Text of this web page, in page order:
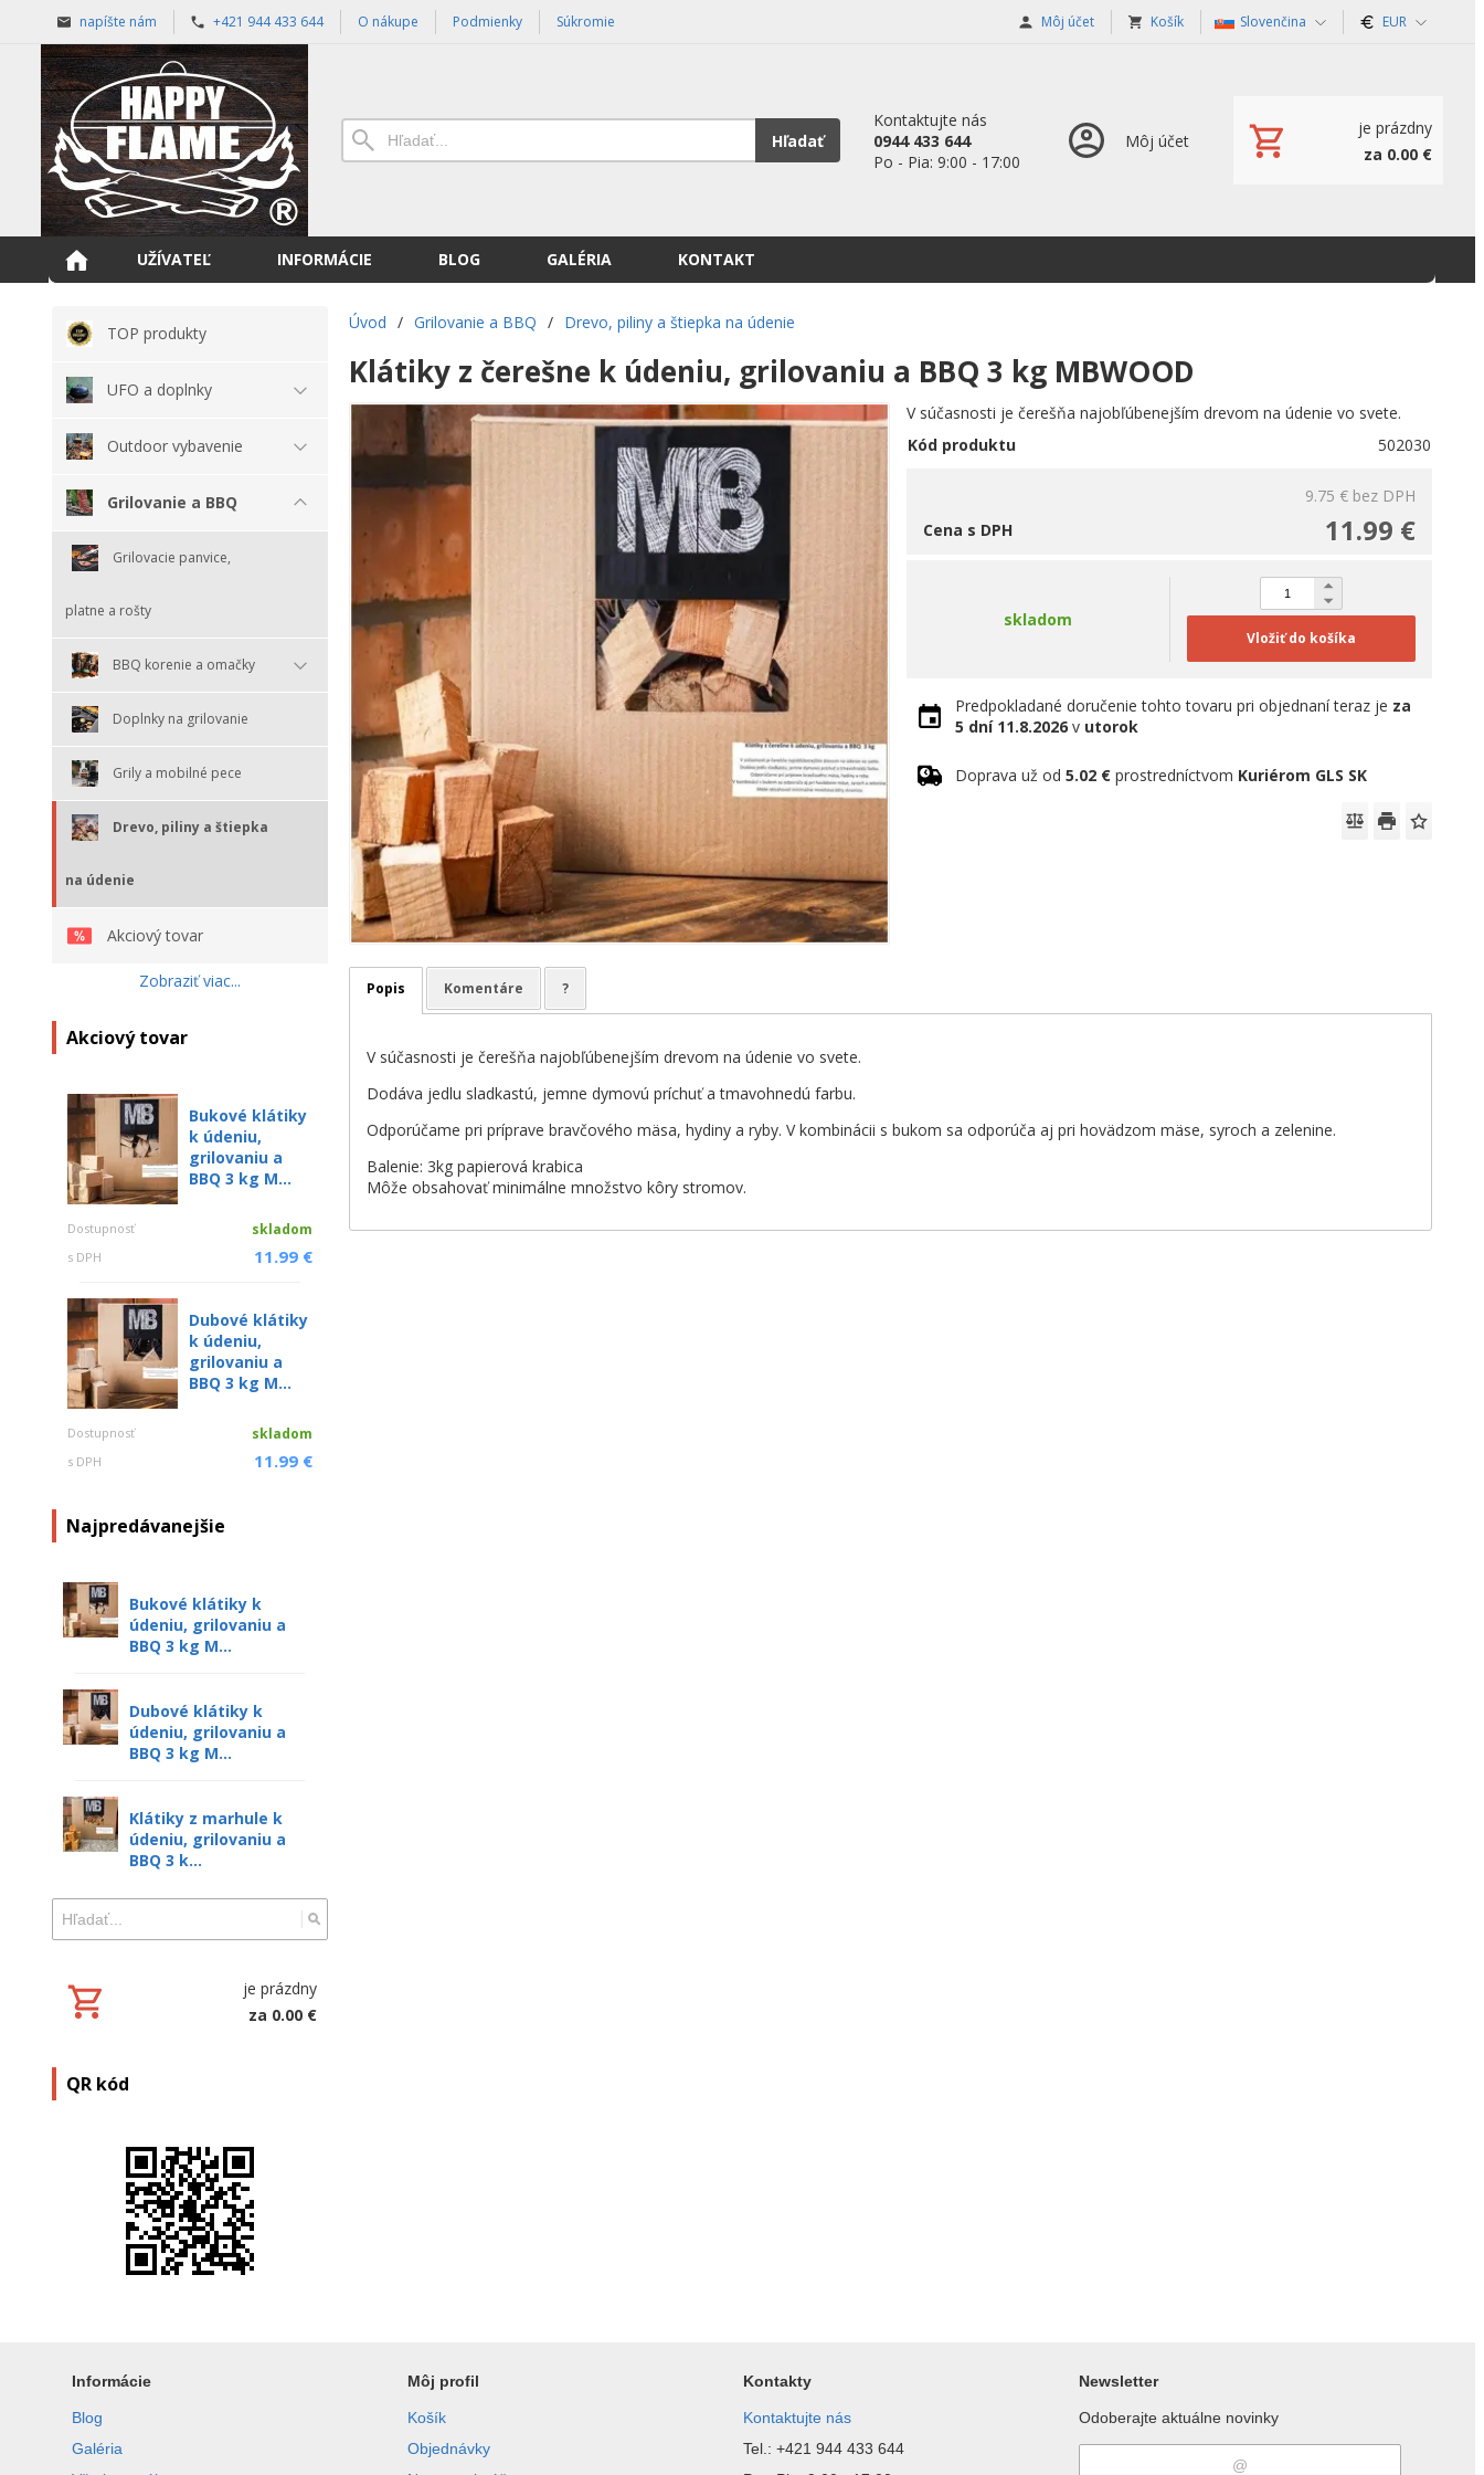
napíšte nám +421 944 433 644 O nákupe Podmienky Súkromie Môj účet Košík Slovenčina EUR
Hľadať
Kontaktujte nás
0944 433 644
Po - Pia: 9:00 - 17:00
Môj účet
je prázdny
za 0.00 €
UŽÍVATEĽ INFORMÁCIE BLOG GALÉRIA KONTAKT
TOP produkty
UFO a doplnky
Outdoor vybavenie
Grilovanie a BBQ
Grilovacie panvice,
platne a rošty
BBQ korenie a omačky
Doplnky na grilovanie
Grily a mobilné pece
Drevo, piliny a štiepka
na údenie
Akciový tovar
Zobraziť viac...
Akciový tovar
Bukové klátiky
k údeniu,
grilovaniu a
BBQ 3 kg M...
Dostupnosť skladom
s DPH 11.99 €
Dubové klátiky
k údeniu,
grilovaniu a
BBQ 3 kg M...
Dostupnosť skladom
s DPH 11.99 €
Najpredávanejšie
Bukové klátiky k
údeniu, grilovaniu a
BBQ 3 kg M...
Dubové klátiky k
údeniu, grilovaniu a
BBQ 3 kg M...
Klátiky z marhule k
údeniu, grilovaniu a
BBQ 3 k...
je prázdny
za 0.00 €
QR kód
Úvod / Grilovanie a BBQ / Drevo, piliny a štiepka na údenie
Klátiky z čerešne k údeniu, grilovaniu a BBQ 3 kg MBWOOD
V súčasnosti je čerešňa najobľúbenejším drevom na údenie vo svete.
Kód produktu
502030
9.75 € bez DPH
11.99 €
Cena s DPH
skladom
Vložiť do košíka
Predpokladané doručenie tohto tovaru pri objednaní teraz je za
5 dní 11.8.2026 v utorok
Doprava už od5.02 € prostredníctvom Kuriérom GLS SK
Popis Komentáre ?
V súčasnosti je čerešňa najobľúbenejším drevom na údenie vo svete.
Dodáva jedlu sladkastú, jemne dymovú príchuť a tmavohnedú farbu.
Odporúčame pri príprave bravčového mäsa, hydiny a ryby. V kombinácii s bukom sa odporúča aj pri hovädzom mäse, syroch a zelenine.
Balenie: 3kg papierová krabica
Môže obsahovať minimálne množstvo kôry stromov.
Informácie
Blog
Galéria
Môj profil
Košík
Objednávky
Kontakty
Kontaktujte nás
Tel.: +421 944 433 644
Newsletter
Odoberajte aktuálne novinky